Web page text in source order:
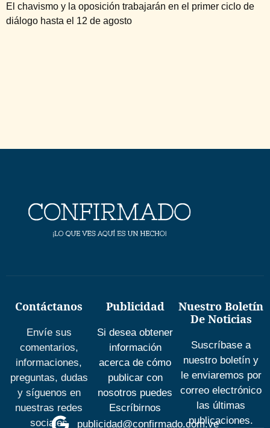
El chavismo y la oposición trabajarán en el primer ciclo de
diálogo hasta el 12 de agosto
Contáctanos
Envíe sus
comentarios,
informaciones,
preguntas, dudas
y síguenos en
nuestras redes
sociales
Publicidad
Si desea obtener
información
acerca de cómo
publicar con
nosotros puedes
Escríbirnos
publicidad@confirmado.com.ve
Nuestro Boletín
De Noticias
Suscríbase a
nuestro boletín y
le enviaremos por
correo electrónico
las últimas
publicaciones.